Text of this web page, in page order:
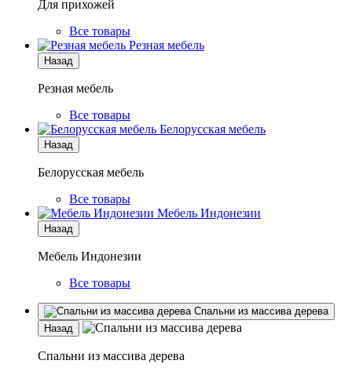
Для прихожей
Все товары
Резная мебель
Назад
Резная мебель
Все товары
Белорусская мебель
Назад
Белорусская мебель
Все товары
Мебель Индонезии
Назад
Мебель Индонезии
Все товары
Спальни из массива дерева
Назад
Спальни из массива дерева